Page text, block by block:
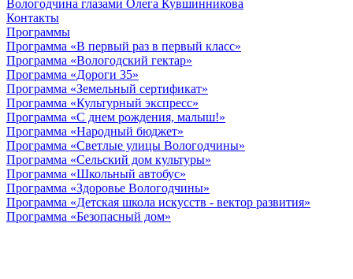
Вологодчина глазами Олега Кувшинникова
Контакты
Программы
Программа «В первый раз в первый класс»
Программа «Вологодский гектар»
Программа «Дороги 35»
Программа «Земельный сертификат»
Программа «Культурный экспресс»
Программа «С днем рождения, малыш!»
Программа «Народный бюджет»
Программа «Светлые улицы Вологодчины»
Программа «Сельский дом культуры»
Программа «Школьный автобус»
Программа «Здоровье Вологодчины»
Программа «Детская школа искусств - вектор развития»
Программа «Безопасный дом»